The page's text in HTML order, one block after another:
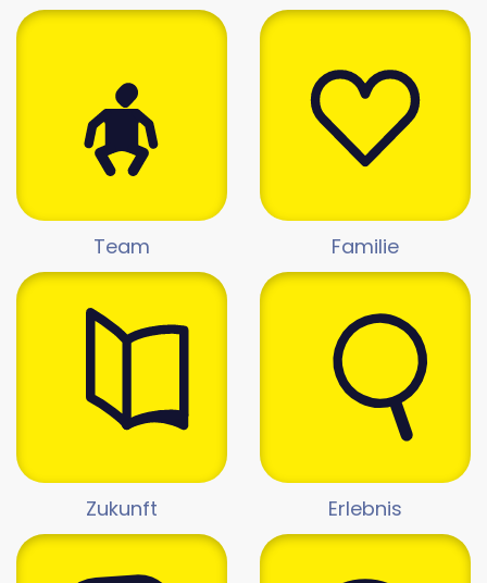
Team Familie
Zukunft Erlebnis